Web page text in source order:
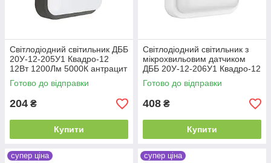
Світлодіодний світильник ДББ
20У-12-205У1 Квадро-12
12Вт 1200Лм 5000К антрацит
Готово до відправки
204 ₴
Купити
Світлодіодний світильник з
мікрохвильовим датчиком
ДББ 20У-12-206У1 Квадро-12
Д 12Вт 1200Лм 5000К білий
Готово до відправки
408 ₴
Купити
супер ціна супер ціна